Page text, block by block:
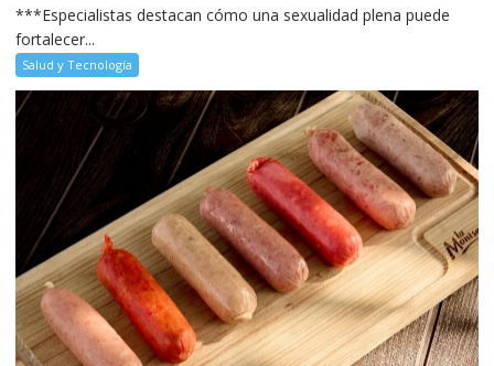
***Especialistas destacan cómo una sexualidad plena puede
fortalecer...
Salud y Tecnología